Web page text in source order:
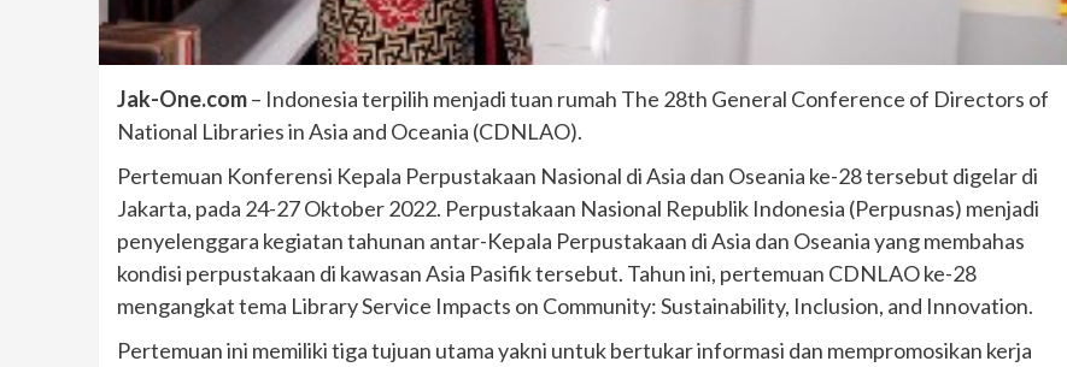
Jak-One.com– Indonesia terpilih menjadi tuan rumah The 28th General Conference of Directors of
National Libraries in Asia and Oceania (CDNLAO).
Pertemuan Konferensi Kepala Perpustakaan Nasional di Asia dan Oseania ke-28 tersebut digelar di
Jakarta, pada 24-27 Oktober 2022. Perpustakaan Nasional Republik Indonesia (Perpusnas) menjadi
penyelenggara kegiatan tahunan antar-Kepala Perpustakaan di Asia dan Oseania yang membahas
kondisi perpustakaan di kawasan Asia Pasifik tersebut. Tahun ini, pertemuan CDNLAO ke-28
mengangkat tema Library Service Impacts on Community: Sustainability, Inclusion, and Innovation.
Pertemuan ini memiliki tiga tujuan utama yakni untuk bertukar informasi dan mempromosikan kerja